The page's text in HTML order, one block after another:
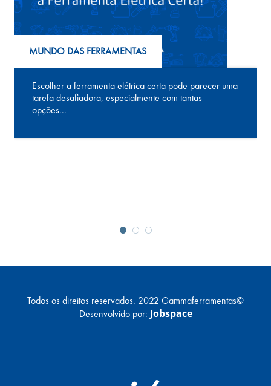
MUNDO DAS FERRAMENTAS
Escolher a ferramenta elétrica certa pode parecer uma
tarefa desafiadora, especialmente com tantas
opções...
Todos os direitos reservados. 2022 Gammaferramentas©
Desenvolvido por: Jobspace